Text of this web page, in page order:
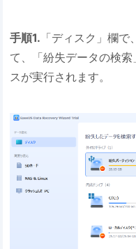
手順1. 「ディスク」欄
て、「紛失データの検
スが実行されます。